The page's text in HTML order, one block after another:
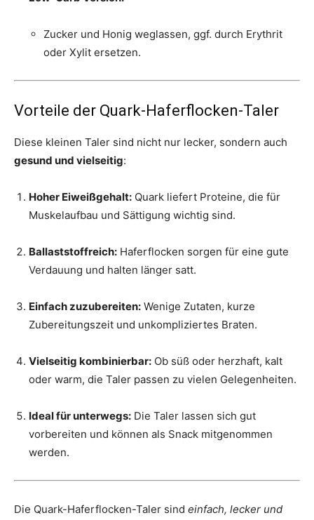
Zucker und Honig weglassen, ggf. durch Erythrit
oder Xylit ersetzen.
Vorteile der Quark-Haferflocken-Taler
Diese kleinen Taler sind nicht nur lecker, sondern auch
gesund und vielseitig:
Hoher Eiweißgehalt: Quark liefert Proteine, die für
Muskelaufbau und Sättigung wichtig sind.
Ballaststoffreich: Haferflocken sorgen für eine gute
Verdauung und halten länger satt.
Einfach zuzubereiten: Wenige Zutaten, kurze
Zubereitungszeit und unkompliziertes Braten.
Vielseitig kombinierbar: Ob süß oder herzhaft, kalt
oder warm, die Taler passen zu vielen Gelegenheiten.
Ideal für unterwegs: Die Taler lassen sich gut
vorbereiten und können als Snack mitgenommen
werden.
Die Quark-Haferflocken-Taler sind einfach, lecker und